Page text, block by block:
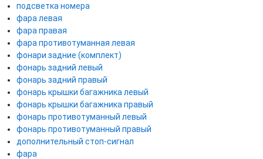
подсветка номера
фара левая
фара правая
фара противотуманная левая
фонари задние (комплект)
фонарь задний левый
фонарь задний правый
фонарь крышки багажника левый
фонарь крышки багажника правый
фонарь противотуманный левый
фонарь противотуманный правый
дополнительный стоп-сигнал
фара